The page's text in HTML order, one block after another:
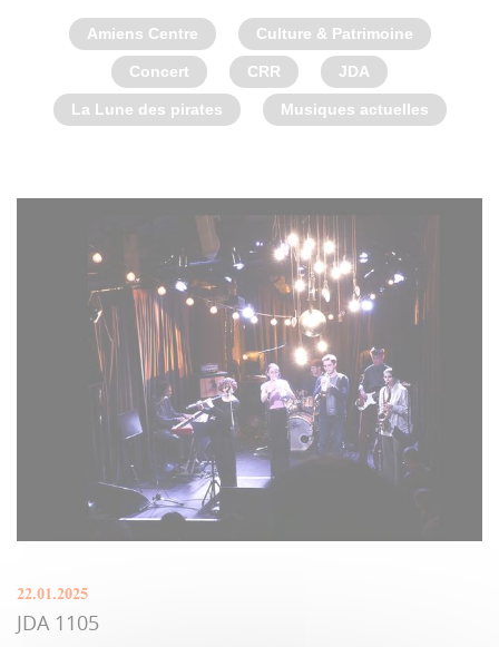
Amiens Centre Culture & Patrimoine
Concert CRR JDA
La Lune des pirates Musiques actuelles
22.01.2025
JDA 1105